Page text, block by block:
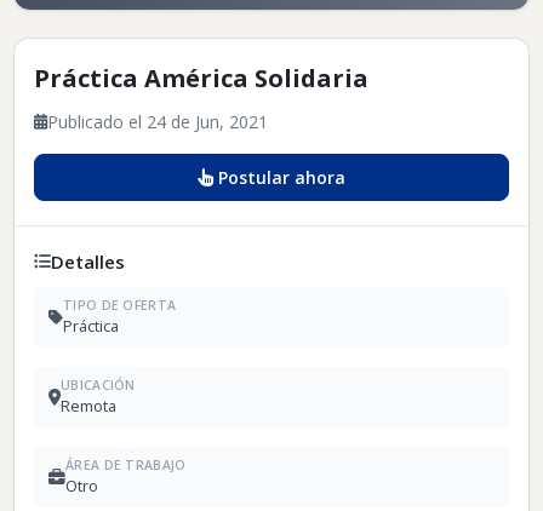
Práctica América Solidaria
Publicado el 24 de Jun, 2021
Postular ahora
Detalles
TIPO DE OFERTA
Práctica
UBICACIÓN
Remota
ÁREA DE TRABAJO
Otro